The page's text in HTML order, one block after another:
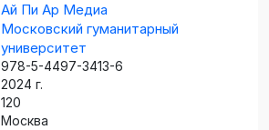
Ай Пи Ар Медиа
Московский гуманитарный
университет
978-5-4497-3413-6
2024 г.
120
Москва